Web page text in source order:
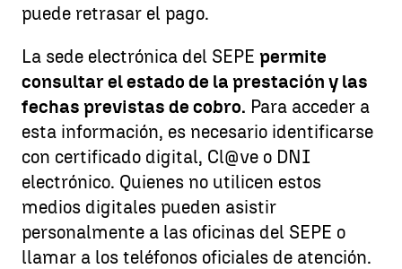
puede retrasar el pago.
La sede electrónica del SEPE permite
consultar el estado de la prestación y las
fechas previstas de cobro. Para acceder a
esta información, es necesario identificarse
con certificado digital, Cl@ve o DNI
electrónico. Quienes no utilicen estos
medios digitales pueden asistir
personalmente a las oficinas del SEPE o
llamar a los teléfonos oficiales de atención.